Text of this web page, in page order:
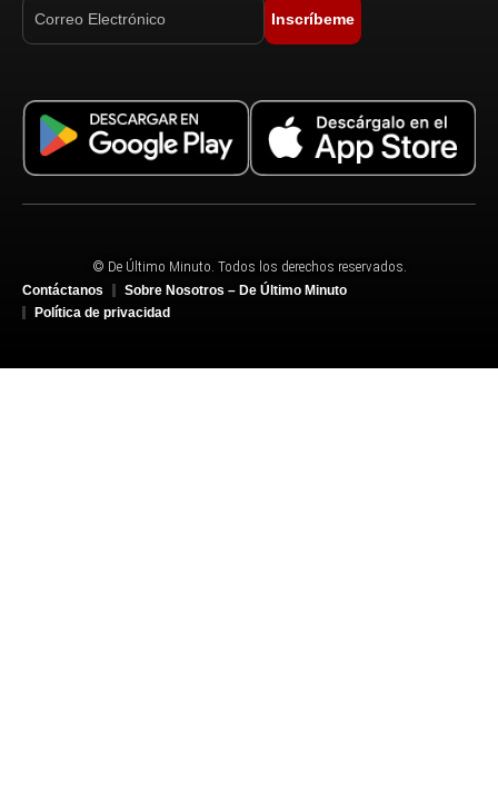
Inscríbeme
© De Último Minuto. Todos los derechos reservados.
Contáctanos
Sobre Nosotros – De Último Minuto
Política de privacidad